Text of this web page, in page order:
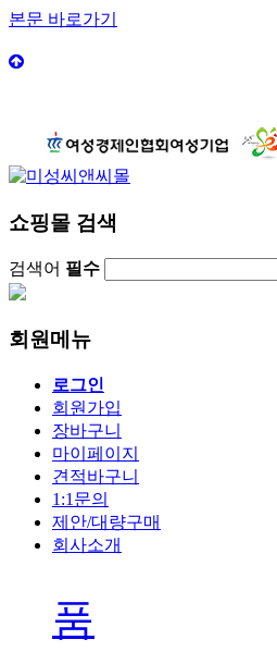
본문 바로가기
쇼핑몰 검색
검색어 필수
회원메뉴
로그인
회원가입
장바구니
마이페이지
견적바구니
1:1문의
제안/대량구매
회사소개
품